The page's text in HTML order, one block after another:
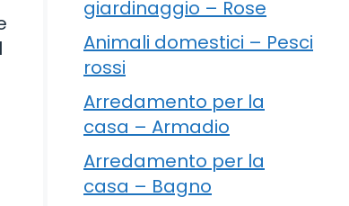
giardinaggio – Rose
Animali domestici – Pesci
rossi
Arredamento per la
casa – Armadio
Arredamento per la
casa – Bagno